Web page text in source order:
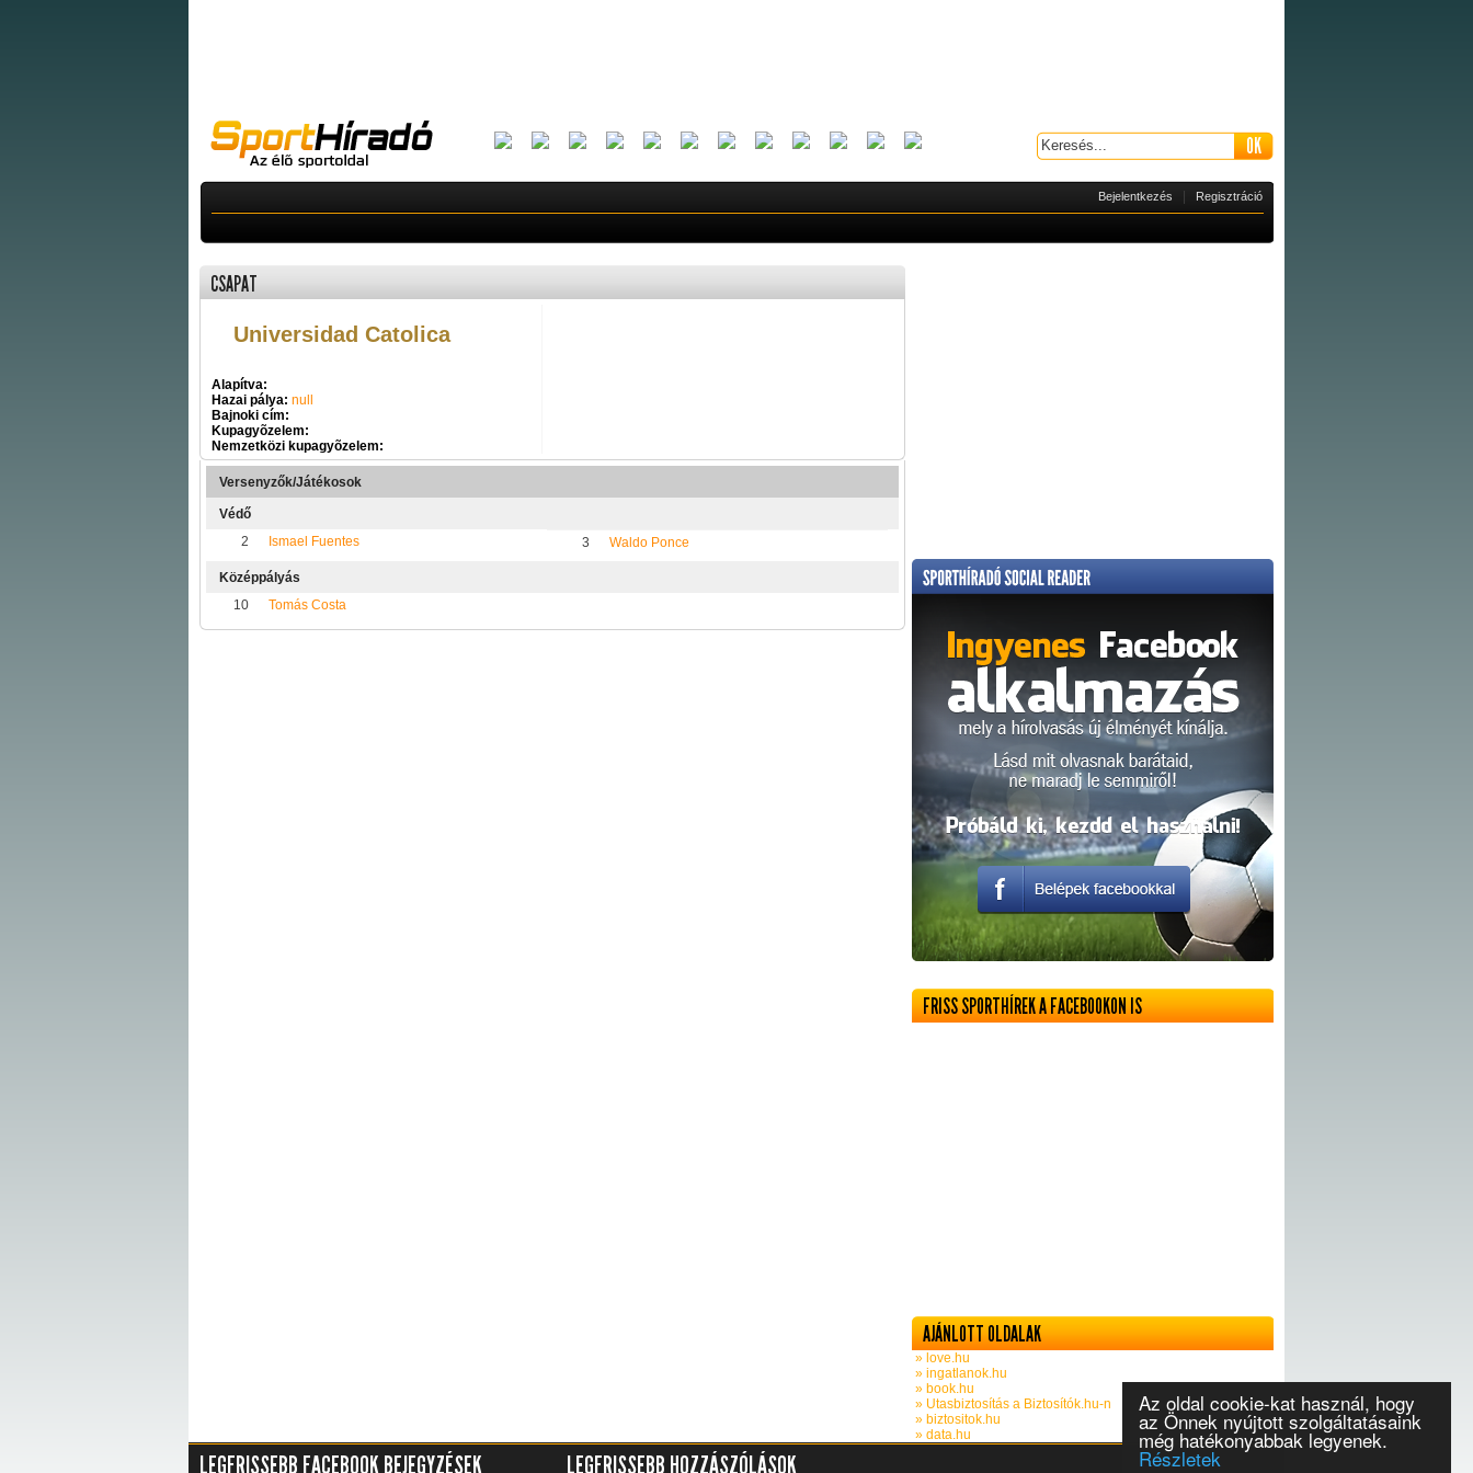
Az oldal cookie-kat használ, hogy
az Önnek nyújtott szolgáltatásaink
még hatékonyabbak legyenek.
Részletek
Bejelentkezés Regisztráció
CSAPAT
Universidad Catolica
Alapítva:
Hazai pálya: null
Bajnoki cím:
Kupagyõzelem:
Nemzetközi kupagyõzelem:
Versenyzők/Játékosok
Védő
2
Ismael Fuentes 3 Waldo Ponce
Középpályás
10
Tomás Costa
FRISS SPORTHÍREK A FACEBOOKON IS
AJÁNLOTT OLDALAK
» love.hu
» ingatlanok.hu
» book.hu
» Utasbiztosítás a Biztosítók.hu-n
» biztositok.hu
» data.hu
LEGFRISSEBB FACEBOOK BEJEGYZÉSEK LEGFRISSEBB HOZZÁSZÓLÁSOK